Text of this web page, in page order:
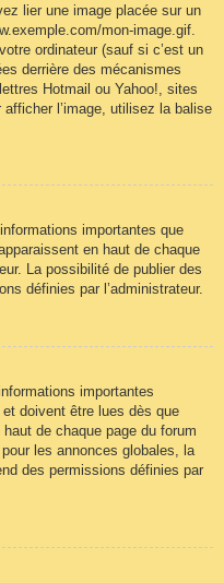
lier une image placée sur un
mon-image.gif.
ordinateur (sauf si c’est un
derrière des mécanismes
Hotmail ou Yahoo!, sites
l’image, utilisez la balise
importantes que
en haut de chaque
La possibilité de publier des
définies par l’administrateur.
importantes
doivent être lues dès que
de chaque page du forum
les annonces globales, la
des permissions définies par